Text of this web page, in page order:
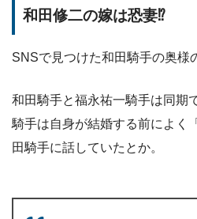
和田修二の嫁は恐妻⁉︎
SNSで見つけた和田騎手の奥様
和田騎手と福永祐一騎手は同期
騎手は自身が結婚する前によく
田騎手に話していたとか。